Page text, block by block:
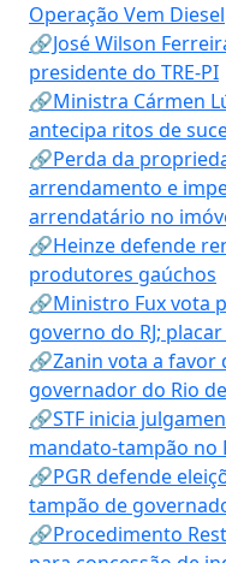
Operação Vem Diesel
🔗José Wilson
presidente do TRE-PI
🔗Ministra Cármen
antecipa ritos de
🔗Perda da
arrendamento e
arrendatário no
🔗Heinze defende
produtores gaúchos
🔗Ministro Fux vota
governo do RJ; placar
🔗Zanin vota a favor
governador do Rio
🔗STF inicia
mandato-tampão no
🔗PGR defende
tampão de
🔗Procedimento